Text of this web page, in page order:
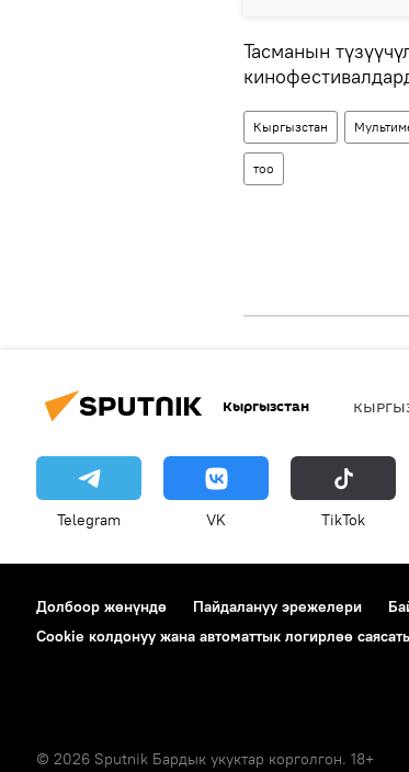
Тасманын
Кыргызстан
тоо
Кыргызстан
Telegram VK ТikТоk
Долбоор жөнүндө Пайдалануу эрежелери
Cookie колдонуу жана автоматтык логирлөө
© 2026 Sputnik Бардык укуктар корголгон. 18+